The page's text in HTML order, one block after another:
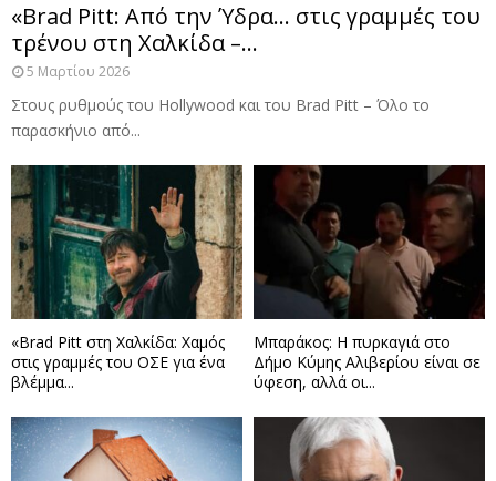
«Brad Pitt: Από την Ύδρα… στις γραμμές του
τρένου στη Χαλκίδα –...
5 Μαρτίου 2026
Στους ρυθμούς του Hollywood και του Brad Pitt – Όλο το
παρασκήνιο από...
«Brad Pitt στη Χαλκίδα: Χαμός
στις γραμμές του ΟΣΕ για ένα
βλέμμα...
Μπαράκος: Η πυρκαγιά στο
Δήμο Κύμης Αλιβερίου είναι σε
ύφεση, αλλά οι...